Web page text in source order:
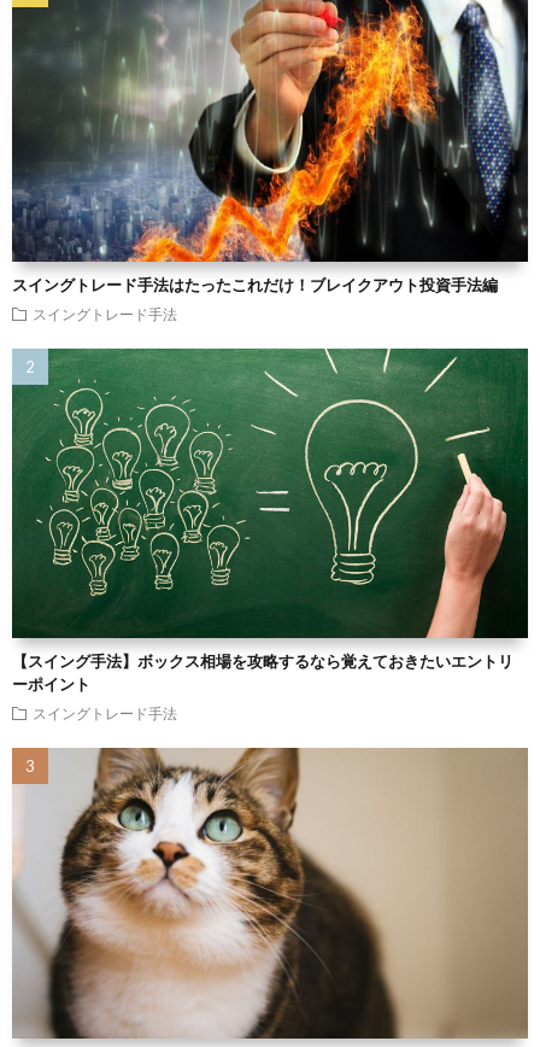
スイングトレード手法はたったこれだけ！ブレイクアウト投資手法編
スイングトレード手法
【スイング手法】ボックス相場を攻略するなら覚えておきたいエントリ
ーポイント
スイングトレード手法